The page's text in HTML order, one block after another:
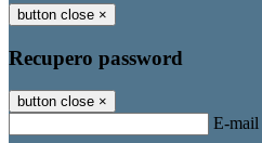
button close ×
Recupero password
button close ×
E-mail